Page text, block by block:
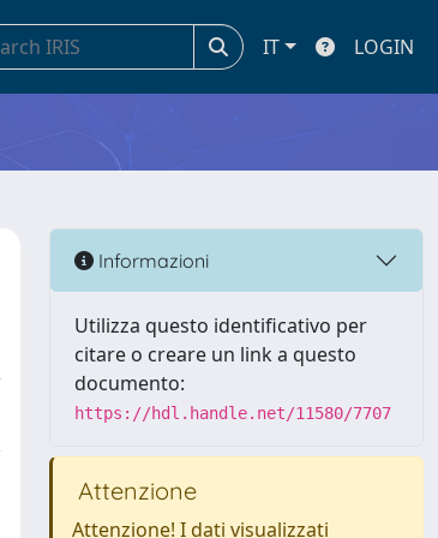
IT LOGIN
Informazioni
Utilizza questo identificativo per
citare o creare un link a questo
documento:
https://hdl.handle.net/11580/7707
Attenzione
Attenzione! I dati visualizzati